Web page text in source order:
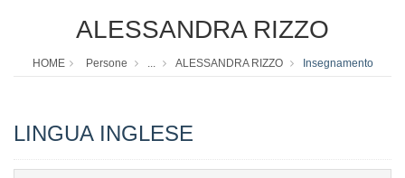
ALESSANDRA RIZZO
HOME Persone ... ALESSANDRA RIZZO Insegnamento
LINGUA INGLESE